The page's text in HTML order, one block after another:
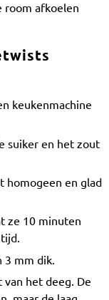
room afkoelen
keukenmachine
suiker en het zout
homogeen en glad
ze 10 minuten
3 mm dik.
het deeg. De